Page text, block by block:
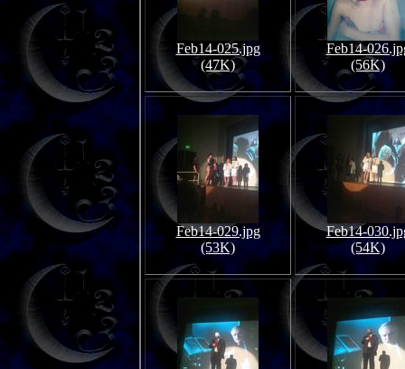
Feb14-025.jpg
(47K)
Feb14-
(56K)
Feb14-029.jpg
(53K)
Feb14-
(54K)